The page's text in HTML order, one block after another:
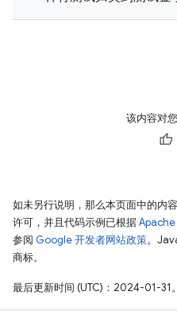
该内容对
如未另行说明，那么本页面中的内
许可，并且代码示例已根据
参阅 Google 开发者网站政策。
商标。
最后更新时间 (UTC)：2024-01-31。